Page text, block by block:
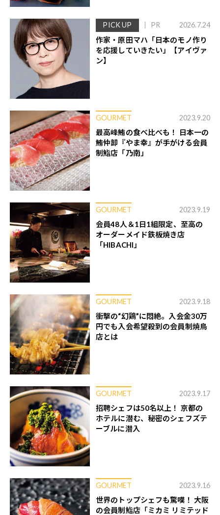
PICK UP PR 2026.7.24
作家・原田マハ「日本のモノ作り
を応援していきたい」【アイヴァ
ン】
GOURMET 2023.9.20
最高峰鮪の食べ比べも！ 日本一の
鮪仲卸『やま幸』が手がける会員
制鮨店「乃南」
GOURMET 2023.9.19
会員48人＆1日1組限定、至高の
オーダーメイド鉄板焼き店
「HIBACHI」
GOURMET 2023.9.18
衝撃の“幻鶏”に悶絶。入会金30万
円でも入会希望殺到の会員制焼鳥
店とは
GOURMET 2023.9.17
招聘シェフは50名以上！ 京都の
ホテルに潜む、秘密のシェフズテ
ーブルに潜入
GOURMET 2023.9.16
世界のトップシェフも驚嘆！ 大阪
の会員制鮨店「ミカミ リミテッド